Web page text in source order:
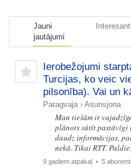
Jauni
jautājumi
Interesanti
Ierobežojumi
Turcijas, ko veic
pilsonība). Vai un
Paragvaja › Asunsjona
Man tiešām ir
plānots sūtīt pastāvīgi
daudz informācijas,
nekā. Tikai RTT.
9 gadiem atpakaļ • 5 abonenti